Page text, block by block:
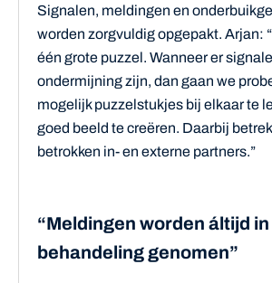
Signalen, meldingen en
worden zorgvuldig opgepakt. Arjan:
één grote puzzel. Wanneer er
ondermijning zijn, dan gaan we
mogelijk puzzelstukjes bij elkaar te
goed beeld te creëren. Daarbij
betrokken in- en externe partners.”
“Meldingen worden áltijd in
behandeling genomen”